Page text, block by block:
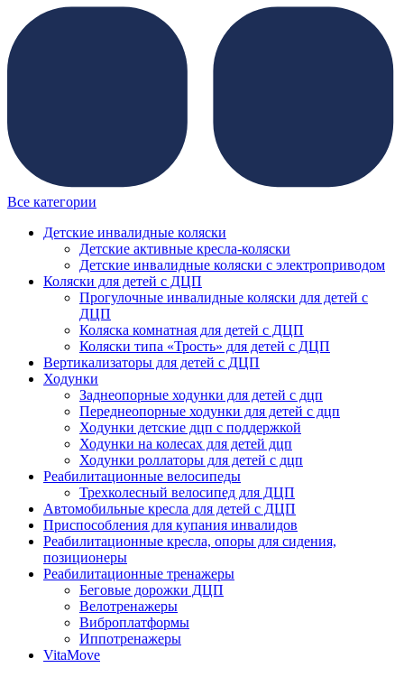
Все категории
Детские инвалидные коляски
Детские активные кресла-коляски
Детские инвалидные коляски с электроприводом
Коляски для детей с ДЦП
Прогулочные инвалидные коляски для детей с
ДЦП
Коляска комнатная для детей с ДЦП
Коляски типа «Трость» для детей с ДЦП
Вертикализаторы для детей с ДЦП
Ходунки
Заднеопорные ходунки для детей с дцп
Переднеопорные ходунки для детей с дцп
Ходунки детские дцп с поддержкой
Ходунки на колесах для детей дцп
Ходунки роллаторы для детей с дцп
Реабилитационные велосипеды
Трехколесный велосипед для ДЦП
Автомобильные кресла для детей с ДЦП
Приспособления для купания инвалидов
Реабилитационные кресла, опоры для сидения,
позиционеры
Реабилитационные тренажеры
Беговые дорожки ДЦП
Велотренажеры
Виброплатформы
Иппотренажеры
VitaMove